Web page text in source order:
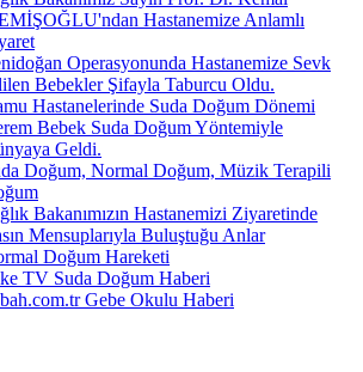
Hastanemize Anlamlı
Operasyonunda Hastanemize Sevk
Bebekler Şifayla Taburcu Oldu.
Hastanelerinde Suda Doğum Dönemi
Bebek Suda Doğum Yöntemiyle
Geldi.
Doğum, Normal Doğum, Müzik Terapili
Bakanımızın Hastanemizi Ziyaretinde
Mensuplarıyla Buluştuğu Anlar
Doğum Hareketi
TV Suda Doğum Haberi
Gebe Okulu Haberi